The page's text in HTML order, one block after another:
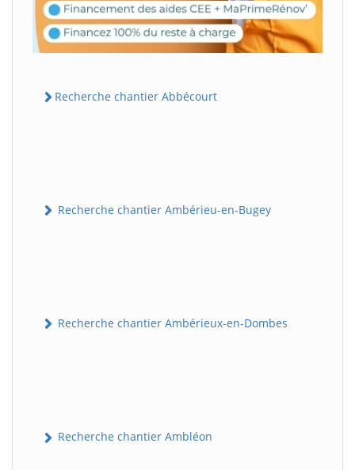
Recherche chantier Abbécourt
Recherche chantier Ambérieu-en-Bugey
Recherche chantier Ambérieux-en-Dombes
Recherche chantier Ambléon